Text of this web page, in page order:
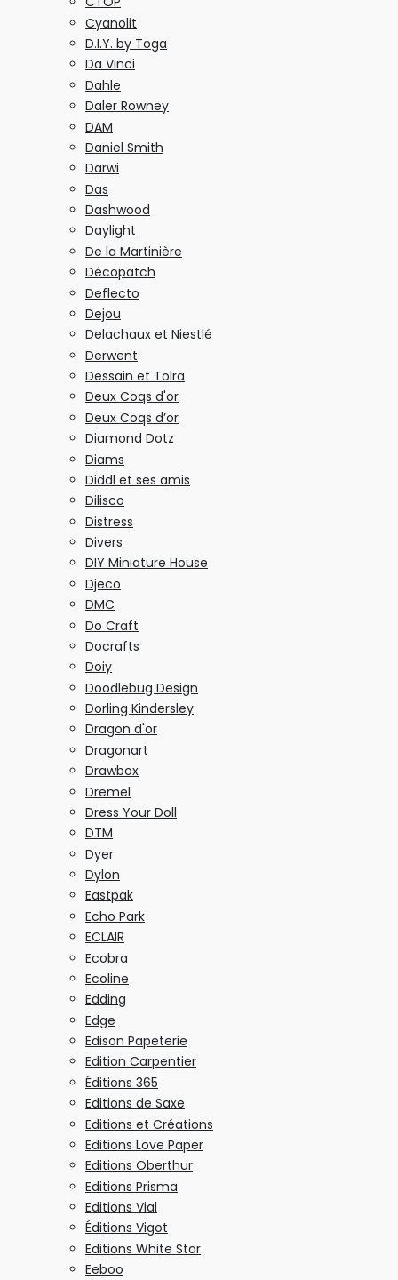
Cyanolit
D.I.Y. by Toga
Da Vinci
Dahle
Daler Rowney
DAM
Daniel Smith
Darwi
Das
Dashwood
Daylight
De la Martinière
Décopatch
Deflecto
Dejou
Delachaux et Niestlé
Derwent
Dessain et Tolra
Deux Coqs d'or
Deux Coqs d’or
Diamond Dotz
Diams
Diddl et ses amis
Dilisco
Distress
Divers
DIY Miniature House
Djeco
DMC
Do Craft
Docrafts
Doiy
Doodlebug Design
Dorling Kindersley
Dragon d'or
Dragonart
Drawbox
Dremel
Dress Your Doll
DTM
Dyer
Dylon
Eastpak
Echo Park
ECLAIR
Ecobra
Ecoline
Edding
Edge
Edison Papeterie
Edition Carpentier
Éditions 365
Editions de Saxe
Editions et Créations
Editions Love Paper
Editions Oberthur
Editions Prisma
Editions Vial
Éditions Vigot
Editions White Star
Eeboo